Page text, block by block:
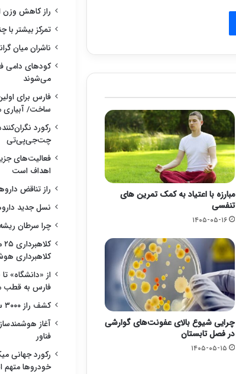
مبارزه با اعتیاد به کمک تمرین های
تنفسی
۱۴۰۵-۰۵-۱۶
چرایی شیوع بالای عفونت‌های گوارشی
در فصل تابستان
۱۴۰۵-۰۵-۱۵
راز کاهش وزن
تمرکز بیشتر با
ناشران میان
کودهای دامی
می‌شوند
فارس برای
ساخت/ آبیاری
رکورد
چت‌جی‌پی‌تی
فعالیت‌های
اهداف است
راز تناقض
نسل جدید
چرا سرطان
کلاهبرداری
از «دانشگاه»
فارس به قطب
کشف راز ۳۰۰۰ ساله آشوریان
آغاز
فناور
رکورد جهانی
خودروها متهم